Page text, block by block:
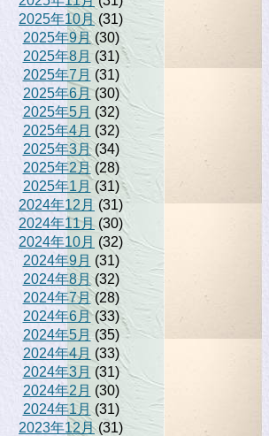
2025年10月(31)
2025年9月(30)
2025年8月 (31)
2025年7月 (31)
2025年6月(30)
2025年5月 (32)
2025年4月 (32)
2025年3月(34)
2025年2月(28)
2025年1月 (31)
2024年12月 (31)
2024年11月 (30)
2024年10月 (32)
2024年9月 (31)
2024年8月(32)
2024年7月(28)
2024年6月(33)
2024年5月(35)
2024年4月 (33)
2024年3月 (31)
2024年2月 (30)
2024年1月 (31)
2023年12月(31)